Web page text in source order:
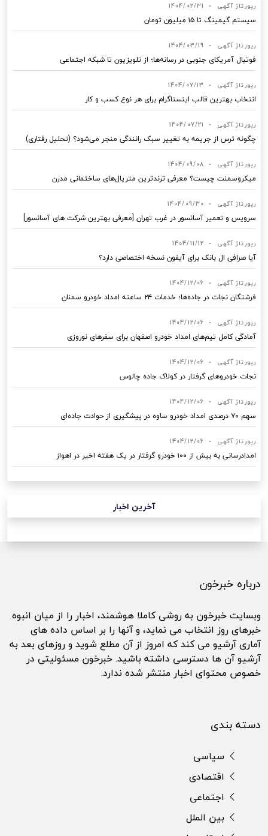
رپورتاژ آگهی •
1404/02/31
سیستم گیمینگ تا ۱۵ میلیون تومان
رپورتاژ آگهی •
1404/03/19
فوتبال آمریکای جنوبی در رسانه‌ها؛ از تلویزیون تا شبکه اجتماعی
رپورتاژ آگهی •
1404/07/13
انتخاب بهترین قالب‌ اینستاگرام برای هر نوع کسب‌ و کار
رپورتاژ آگهی •
1404/07/21
چگونه ترس از جریمه به تغییر سبک رانندگی منجر می‌شود؟ (تحلیل رفتاری)
رپورتاژ آگهی •
1404/09/08
میکروسمنت چیست؟ معرفی ترندترین متریال‌های ساختمانی مدرن
رپورتاژ آگهی •
1404/09/30
سرویس و تعمیر آسانسور در غرب تهران [معرفی بهترین شرکت های آسانسور]
رپورتاژ آگهی •
1404/11/12
آیا صرافی ال بانک برای آیفون نسخه اختصاصی دارد؟
رپورتاژ آگهی •
1404/12/06
فرشتگان نجات در جاده‌ها؛ خدمات ۲۴ ساعته امداد خودرو سمنان
رپورتاژ آگهی •
1404/12/06
آمادگی کامل تیم‌های امداد خودرو اصفهان برای سفرهای نوروزی
رپورتاژ آگهی •
1404/12/06
نجات خودروهای گرفتار در کولاک جاده چالوس
رپورتاژ آگهی •
1404/12/06
سهم ۷۰ درصدی امداد خودرو ساوه در پیشگیری از حوادث جاده‌ای
رپورتاژ آگهی •
1404/12/06
امدادرسانی به بیش از ۱۰۰ خودرو گرفتار در یک هفته اخیر در اهواز
آخرین اخبار
درباره خبرخون
وبسایت خبرخون به روشی کاملا هوشمند، اخبار را از میان انبوه
خبرهای روز انتخاب می نماید، و آنها را بر اساس داده های
آماری آرشیو می کند که امروز از آن مطلع شوید و روزهای بعد به
آرشیو آن ها دسترسی داشته باشید. خبرخون مسئولیتی در
خصوص محتوای اخبار منتشر شده ندارد.
دسته بندی
سیاسی
اقتصادی
اجتماعی
بین الملل